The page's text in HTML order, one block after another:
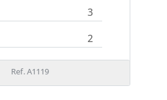
3
2
Ref. A1119